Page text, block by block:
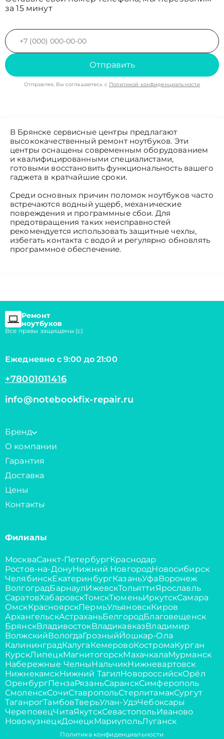
за 15 минут
Отправить
Отправляя, Вы соглашаетесь с Политикой конфиденциальности
В Брянске сервисные центры предлагают
высококачественный ремонт ноутбуков. Эти
центры оснащены современным оборудованием
и квалифицированными специалистами,
готовыми восстановить функциональность вашего
гаджета в кратчайшие сроки.
Среди основных причин поломок ноутбуков часто
встречаются водный ущерб, механические
повреждения и программные сбои. Для
предотвращения таких неисправностей
рекомендуется использовать защитные чехлы,
избегать контакта с водой и регулярно обновлять
программное обеспечение.
Ремонт
ноутбуков
Все правы защищены (с)
Ежедневно с 9:00 до 21:00
+78001011416
info@notebookfix-repair.ru
Бренд
О компании
Гарантия
Доставка
Цены
Контакты
Филиалы
МоскваСанкт-ПетербургКраснодар
Ростов-на-ДонуНижний НовгородНовосибирск
ЧелябинскЕкатеринбургКазаньУфаВоронеж
ВолгоградБарнаулИжевскТольяттиЯрославль
СаратовХабаровскТомскТюменьИркутскСамара
ОмскКрасноярскПермьУльяновскКиров
АрхангельскАстраханьБелгородБлаговещенск
БрянскВладивостокВладикавказВладимир
ВолжскийВологдаГрозныйЙошкар-Ола
КалининградКалугаКемеровоКостромаКурган
КурскЛипецкМагнитогорскМахачкалаМурманск
Набережные ЧелныНальчикНижневартовск
НижнекамскНижний ТагилНовороссийскОрёл
ОренбургПензаРязаньСаранскСимферополь
СмоленскСочиСтавропольСтерлитамакСургут
ТаганрогТамбовТверьУлан-УдэЧебоксары
ЧереповецЧитаЯкутскСевастопольИваново
НовокузнецкДонецкМариупольЛуганск
Политика конфиденциальности